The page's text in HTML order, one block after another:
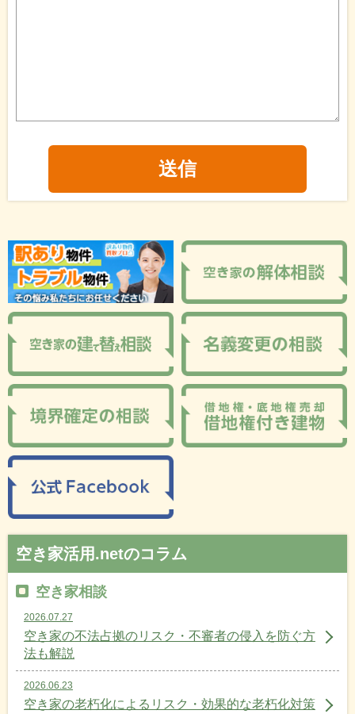
送信
空き家活用.netのコラム
空き家相談
2026.07.27
空き家の不法占拠のリスク・不審者の侵入を防ぐ方
法も解説
2026.06.23
空き家の老朽化によるリスク・効果的な老朽化対策